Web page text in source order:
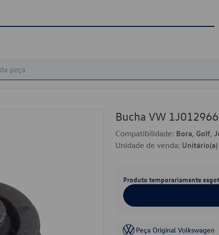
Bucha VW
Compatibilidade: Bora, Golf,
Unidade de venda: Unitário(a)
Produto temporariamente
Peça Original Volkswagen